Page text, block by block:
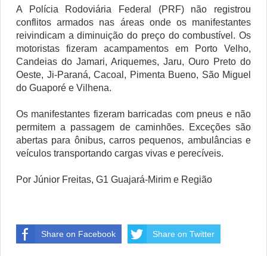
A Polícia Rodoviária Federal (PRF) não registrou
conflitos armados nas áreas onde os manifestantes
reivindicam a diminuição do preço do combustível. Os
motoristas fizeram acampamentos em Porto Velho,
Candeias do Jamari, Ariquemes, Jaru, Ouro Preto do
Oeste, Ji-Paraná, Cacoal, Pimenta Bueno, São Miguel
do Guaporé e Vilhena.
Os manifestantes fizeram barricadas com pneus e não
permitem a passagem de caminhões. Exceções são
abertas para ônibus, carros pequenos, ambulâncias e
veículos transportando cargas vivas e perecíveis.
Por Júnior Freitas, G1 Guajará-Mirim e Região
Share on Facebook Share on Twitter